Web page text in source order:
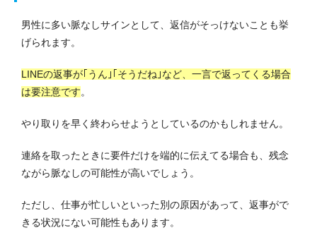
男性に多い脈なしサインとして、返信がそっけないことも挙
げられます。
LINEの返事が｢うん｣｢そうだね｣など、一言で返ってくる場合
は要注意です。
やり取りを早く終わらせようとしているのかもしれません。
連絡を取ったときに要件だけを端的に伝えてる場合も、残念
ながら脈なしの可能性が高いでしょう。
ただし、仕事が忙しいといった別の原因があって、返事がで
きる状況にない可能性もあります。